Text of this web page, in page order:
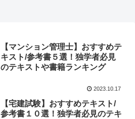
【マンション管理士】おすすめテ
キスト/参考書５選！独学者必見
のテキストや書籍ランキング
2023.10.17
【宅建試験】おすすめテキスト/
参考書１０選！独学者必見のテキ